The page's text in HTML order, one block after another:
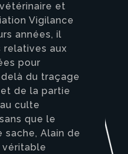
et
Vigilance
années, il
relatives aux
pour
du traçage
de la partie
culte
que le
sache, Alain de
véritable